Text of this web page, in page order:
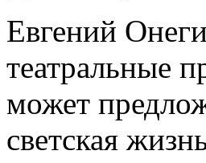
Евгений
театральные
может
светская